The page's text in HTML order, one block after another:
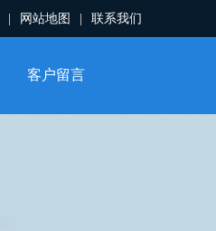
| 网站地图 | 联系我们
客户留言